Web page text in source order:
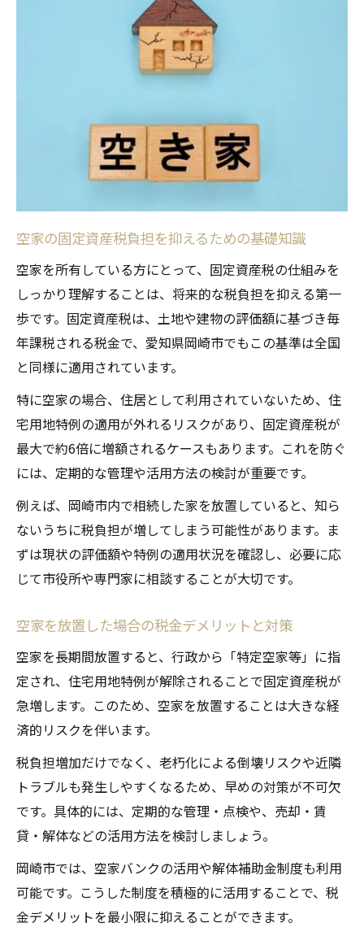
空家所有者が知っておくべき税負担の特徴
岡崎市で空家税金の負担が増加する背景
空家を巡る税金の最新動向と注意点
空家の税金が6倍に跳ね上がる理由を解説
空家が税金6倍になる仕組みをわかりやすく
解説
住宅用地特例解除時の空家税負担増加の背
景
特定空家指定が税金に与える影響と実例紹
介
空家税金6倍への行政指導リスクを避けるに
は
空家所有時に必要な固定資産税の注意点
特定空家指定で変わる税の仕組みとは
特定空家に指定される基準と税制の変化
空家が特定空家となった場合の固定資産税
増額
岡崎市で特定空家指定を避けるための対策
空家の特例解除で注意したい税負担の実例
特定空家と通常空家の税金の違いを比較解
説
岡崎市空家に利用できる補助金の最新動向
空家の解体や改修に役立つ補助金制度を整
理
岡崎市空家バンク活用と補助金の関係性
空家管理をサポートする岡崎市の補助制度
相続した空家の賢い管理と節税のヒント
相続空家の固定資産税を抑える管理ポイン
空家相続後の節税対策とトラブル回避法
空家を賢く活用し固定資産税負担を減らす
空家の固定資産税負担を抑えるための基礎知識
空家を所有している方にとって、固定資産税の仕組みを
しっかり理解することは、将来的な税負担を抑える第一
歩です。固定資産税は、土地や建物の評価額に基づき毎
年課税される税金で、愛知県岡崎市でもこの基準は全国
と同様に適用されています。
特に空家の場合、住居として利用されていないため、住
宅用地特例の適用が外れるリスクがあり、固定資産税が
最大で約6倍に増額されるケースもあります。これを防ぐ
には、定期的な管理や活用方法の検討が重要です。
例えば、岡崎市内で相続した家を放置していると、知ら
ないうちに税負担が増してしまう可能性があります。ま
ずは現状の評価額や特例の適用状況を確認し、必要に応
じて市役所や専門家に相談することが大切です。
空家を放置した場合の税金デメリットと対策
空家を長期間放置すると、行政から「特定空家等」に指
定され、住宅用地特例が解除されることで固定資産税が
急増します。このため、空家を放置することは大きな経
済的リスクを伴います。
税負担増加だけでなく、老朽化による倒壊リスクや近隣
トラブルも発生しやすくなるため、早めの対策が不可欠
です。具体的には、定期的な管理・点検や、売却・賃
貸・解体などの活用方法を検討しましょう。
岡崎市では、空家バンクの活用や解体補助金制度も利用
可能です。こうした制度を積極的に活用することで、税
金デメリットを最小限に抑えることができます。